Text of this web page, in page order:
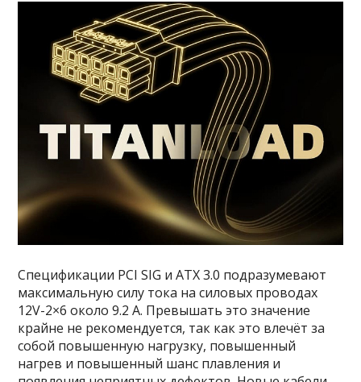
Спецификации PCI SIG и ATX 3.0 подразумевают
максимальную силу тока на силовых проводах
12V-2×6 около 9.2 A. Превышать это значение
крайне не рекомендуется, так как это влечёт за
собой повышенную нагрузку, повышенный
нагрев и повышенный шанс плавления и